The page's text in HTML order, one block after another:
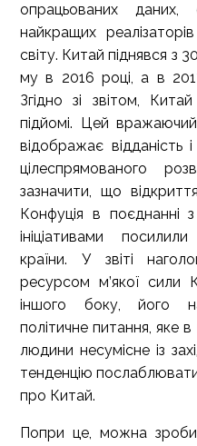
опрацьованих
найкращих
світу. Китай піднявся з
му в 2016 році, а в
Згідно зі звітом,
підйомі. Цей
відображає відданість
цілеспрямованого
зазначити, що
Конфуція в поєднанні
ініціативами
країни. У звіті
ресурсом м’якої сили
іншого боку, його
політичне питання, яке
людини несумісне із
тенденцію
про Китай.
Попри це, можна